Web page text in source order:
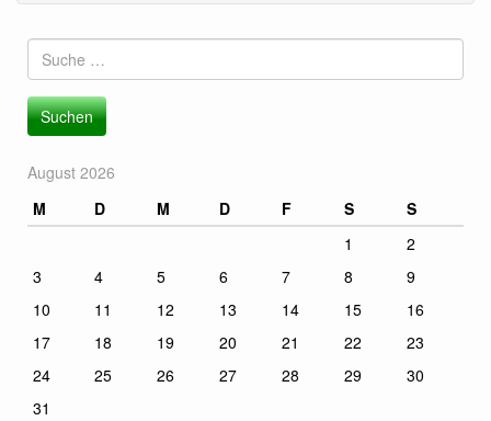
Suche
nach:
August 2026
M
D M D F S
S
1
2
3
4 5 6 7 8
9
10
11 12 13 14 15
16
17
18 19 20 21 22
23
24
25 26 27 28 29
30
31